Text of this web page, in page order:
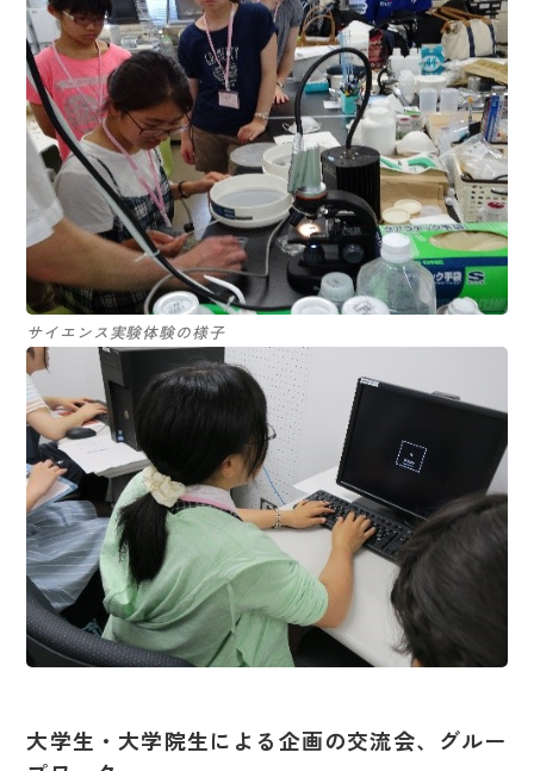
サイエンス実験体験の様子
大学生・大学院生による企画の交流会、グルー